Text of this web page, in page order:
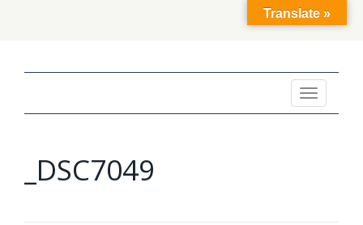
Toggle
navigation
_DSC7049
Translate »